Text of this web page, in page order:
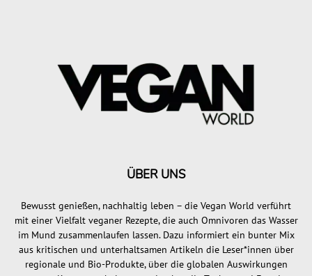
ÜBER UNS
Bewusst genießen, nachhaltig leben – die Vegan World verführt
mit einer Vielfalt veganer Rezepte, die auch Omnivoren das Wasser
im Mund zusammenlaufen lassen. Dazu informiert ein bunter Mix
aus kritischen und unterhaltsamen Artikeln die Leser*innen über
regionale und Bio-Produkte, über die globalen Auswirkungen